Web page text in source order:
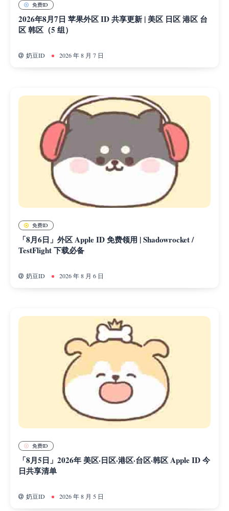
免费ID
2026年8月7日 苹果外区 ID 共享更新 | 美区 日区 港区 台
区 韩区（5 组）
奶豆ID 2026 年 8 月 7 日
免费ID
「8月6日」外区 Apple ID 免费领用 | Shadowrocket /
TestFlight 下载必备
奶豆ID 2026 年 8 月 6 日
免费ID
「8月5日」2026年 美区·日区·港区·台区·韩区 Apple ID 今
日共享清单
奶豆ID 2026 年 8 月 5 日